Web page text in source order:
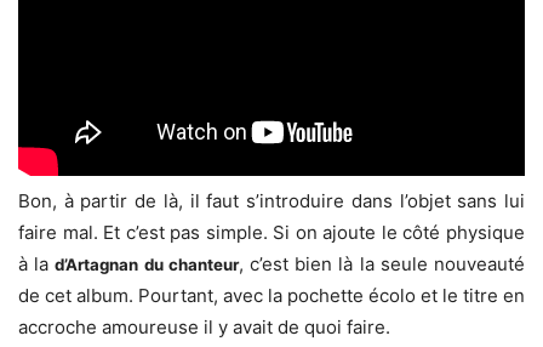
Bon, à partir de là, il faut s’introduire dans l’objet sans lui
faire mal. Et c’est pas simple. Si on ajoute le côté physique
à lad’Artagnan du chanteur, c’est bien là la seule nouveauté
de cet album. Pourtant, avec la pochette écolo et le titre en
accroche amoureuse il y avait de quoi faire.